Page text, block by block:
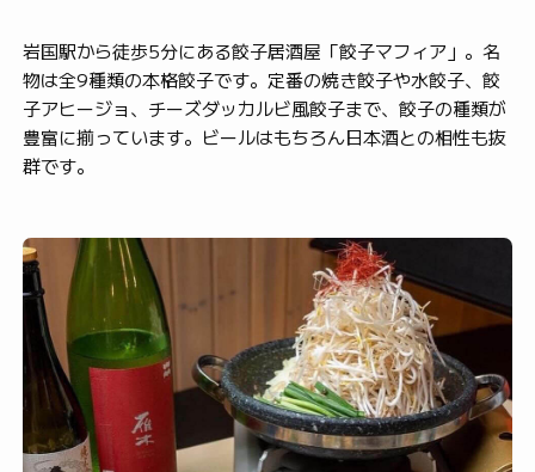
岩国駅から徒歩5分にある餃子居酒屋「餃子マフィア」。名
物は全9種類の本格餃子です。定番の焼き餃子や水餃子、餃
子アヒージョ、チーズダッカルビ風餃子まで、餃子の種類が
豊富に揃っています。ビールはもちろん日本酒との相性も抜
群です。